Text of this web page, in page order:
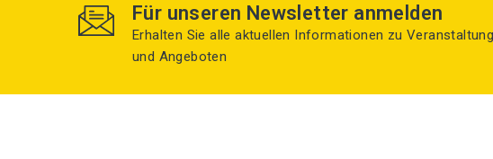
Für unseren Newsletter anmelden
Erhalten Sie alle aktuellen Informationen zu
und Angeboten